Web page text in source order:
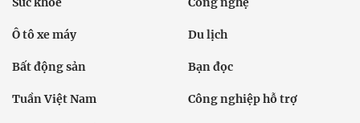
Ô tô xe máy Du lịch
Bất động sản Bạn đọc
Tuần Việt Nam Công nghiệp hỗ trợ